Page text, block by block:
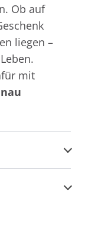
Ob auf
liegen –
mit